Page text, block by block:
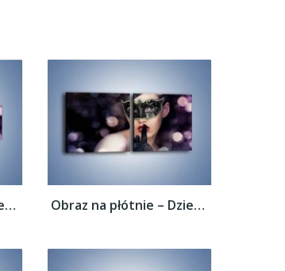
Obraz na płótnie – Dziewczyna w czarnej... Obraz na płótnie – Dziewczyna w czarnej...